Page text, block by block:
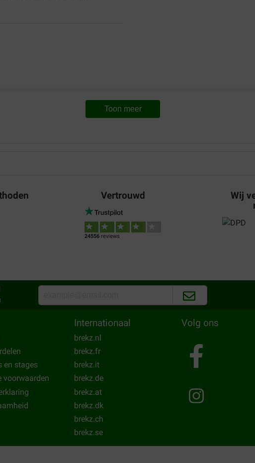
Toon meer
Vertrouwd
24556reviews
Wij
en stages
voorwaarden
Internationaal
brekz.nl
brekz.fr
brekz.it
brekz.de
brekz.at
brekz.dk
brekz.ch
brekz.se
Volg ons